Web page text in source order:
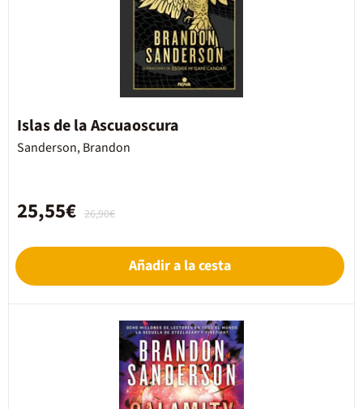
Islas de la Ascuaoscura
Sanderson, Brandon
26,90€
25,55€
Añadir a la cesta